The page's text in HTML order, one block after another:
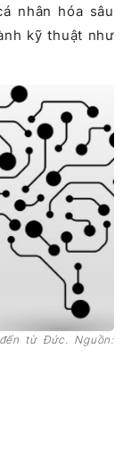
nhân hóa sâu
kỹ thuật như
từ Đức. Nguồn: